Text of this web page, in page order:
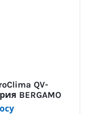
QV-
BERGAMO